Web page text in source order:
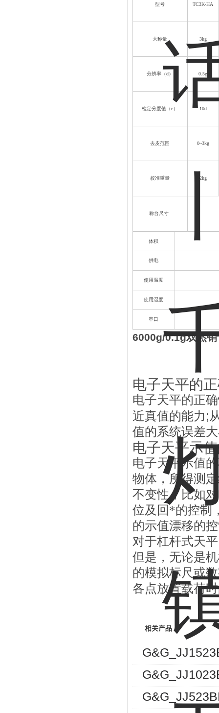
型号 TC3K-HA
大称量 3kg
分辨率（d） 0.5g
检定分度值（e） 10d
去皮范围 0~3kg
校准重量 2kg
称台尺寸
体积
供电
使用温度
使用湿度
串口
6000g/0.1g双杰
电子天平的
电子天平的正
近真值的能力;
值的系统误差
电子天平示
电子天平示值
物体，所得测
不变性，比如
位及回*的控制
的示值漂移的
对于杠杆式天
但是，无论是
的模拟标尺或
各点放置载荷
相关产品